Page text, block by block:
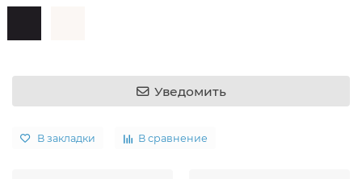
Уведомить
В закладки В сравнение